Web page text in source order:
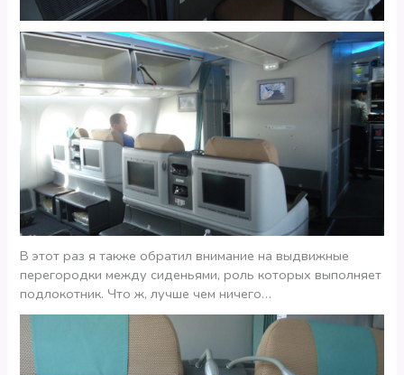
В этот раз я также обратил внимание на выдвижные
перегородки между сиденьями, роль которых выполняет
подлокотник. Что ж, лучше чем ничего…